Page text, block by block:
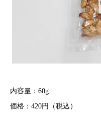
内容量：60g
価格：420円（税込）